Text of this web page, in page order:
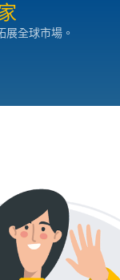
全球市場。